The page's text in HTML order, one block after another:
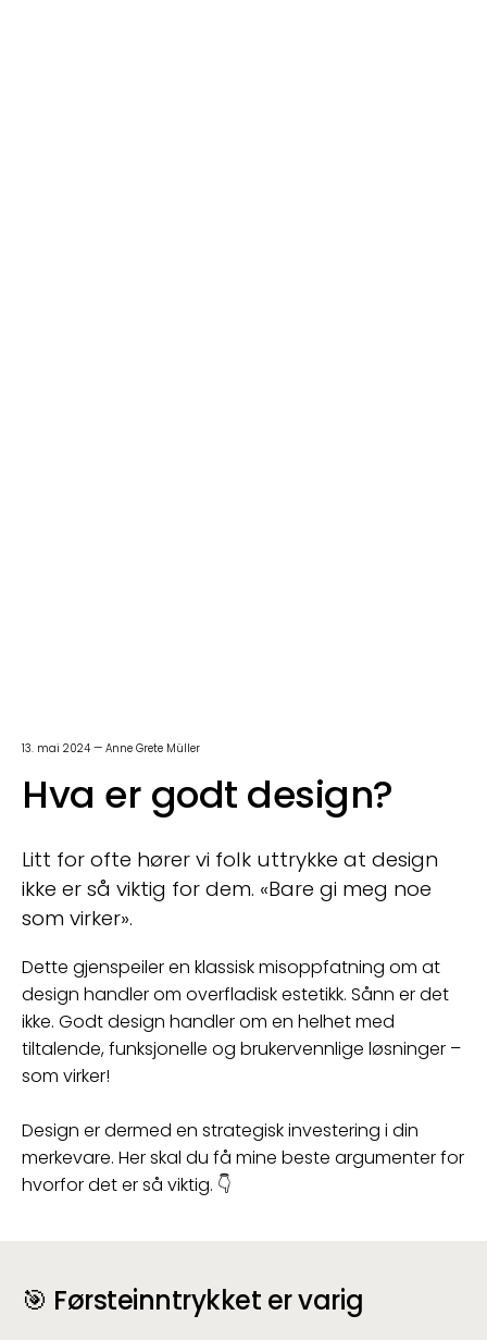
13. mai 2024 — Anne Grete Müller
Hva er godt design?
Litt for ofte hører vi folk uttrykke at design
ikke er så viktig for dem. «Bare gi meg noe
som virker».
Dette gjenspeiler en klassisk misoppfatning om at
design handler om overfladisk estetikk. Sånn er det
ikke. Godt design handler om en helhet med
tiltalende, funksjonelle og brukervennlige løsninger –
som virker!
Design er dermed en strategisk investering i din
merkevare. Her skal du få mine beste argumenter for
hvorfor det er så viktig. 👇
🎯 Førsteinntrykket er varig